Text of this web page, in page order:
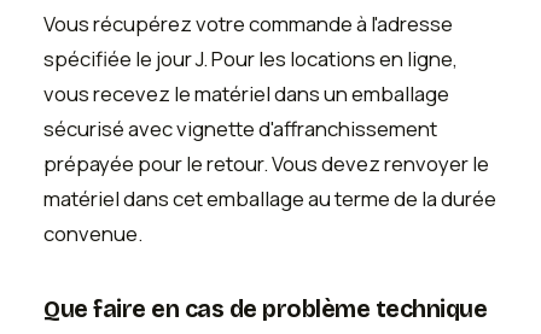
Vous récupérez votre commande à l'adresse
spécifiée le jour J. Pour les locations en ligne,
vous recevez le matériel dans un emballage
sécurisé avec vignette d'affranchissement
prépayée pour le retour. Vous devez renvoyer le
matériel dans cet emballage au terme de la durée
convenue.
Que faire en cas de problème technique